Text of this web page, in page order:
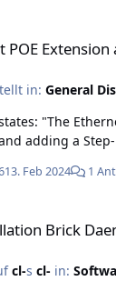
in: General
13. Feb 2024 1
Brick
cl-s cl-in: